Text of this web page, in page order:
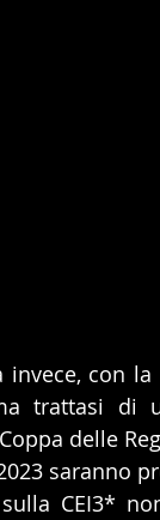
con
trattasi
delle
saranno